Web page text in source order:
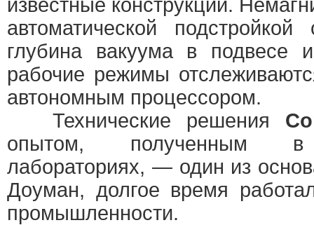
известные конструкции.
автоматической
глубина вакуума в подвесе
рабочие режимы
автономным процессором.
Технические решения
опытом, полученным в
лабораториях, — один из
Доуман, долгое время
промышленности.